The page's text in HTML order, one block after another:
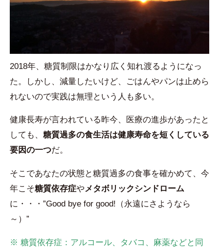
2018年、糖質制限はかなり広く知れ渡るようになっ
た。しかし、減量したいけど、ごはんやパンは止めら
れないので実践は無理という人も多い。
健康長寿が言われている昨今、医療の進歩があったと
しても、 糖質過多の食生活は健康寿命を短くしている
要因の一つだ。
そこであなたの状態と糖質過多の食事を確かめて、今
年こそ糖質依存症やメタボリックシンドローム
に・・・”Good bye for good!（永遠にさようなら
～）”
※ 糖質依存症：アルコール、タバコ、麻薬などと同